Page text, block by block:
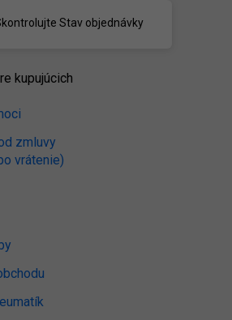
Stav objednávky
kupujúcich
zmluvy
vrátenie)